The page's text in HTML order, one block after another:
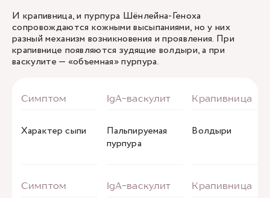
И крапивница, и пурпура Шёнлейна-Геноха
сопровождаются кожными высыпаниями, но у них
разный механизм возникновения и проявления. При
крапивнице появляются зудящие волдыри, а при
васкулите — «объемная» пурпура.
Характер сыпи
Пальпируемая
пурпура
Волдыри